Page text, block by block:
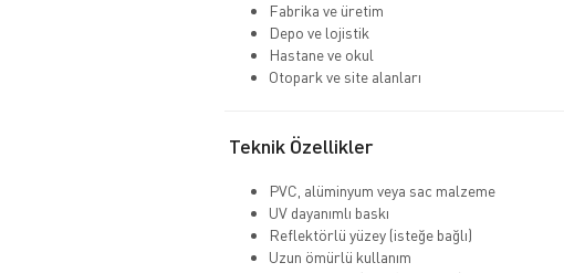
Fabrika ve üretim
Depo ve lojistik
Hastane ve okul
Otopark ve site alanları
Teknik Özellikler
PVC, alüminyum veya sac malzeme
UV dayanımlı baskı
Reflektörlü yüzey (isteğe bağlı)
Uzun ömürlü kullanım